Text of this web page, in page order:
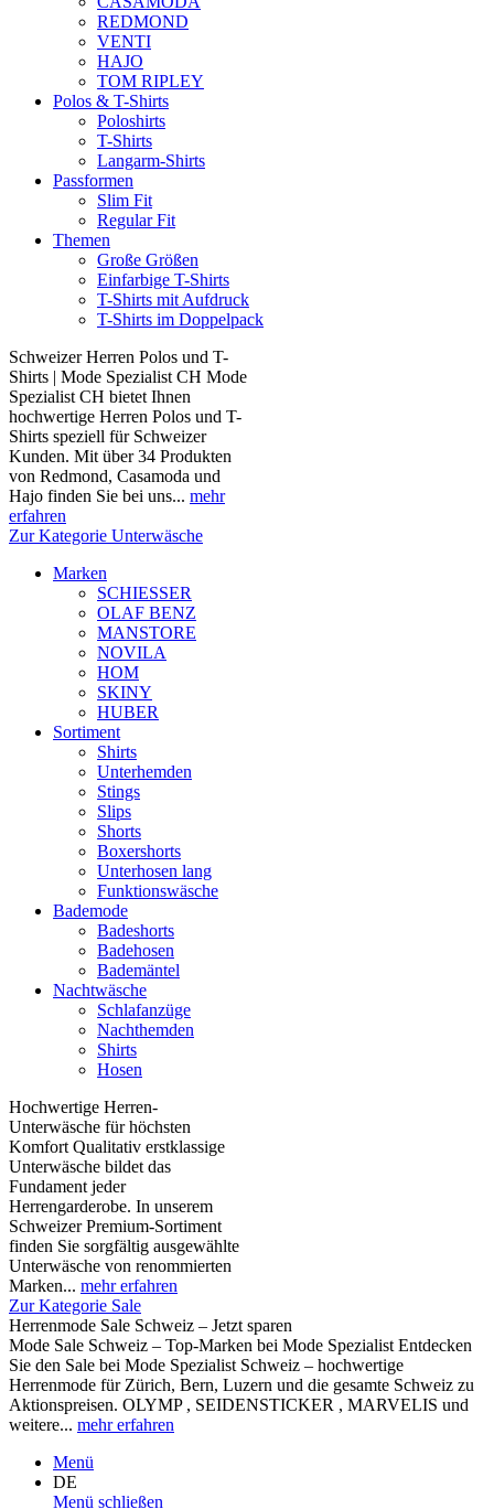
REDMOND
VENTI
HAJO
TOM RIPLEY
Polos & T-Shirts
Poloshirts
T-Shirts
Langarm-Shirts
Passformen
Slim Fit
Regular Fit
Themen
Große Größen
Einfarbige T-Shirts
T-Shirts mit Aufdruck
T-Shirts im Doppelpack
Schweizer Herren Polos und T-
Shirts | Mode Spezialist CH Mode
Spezialist CH bietet Ihnen
hochwertige Herren Polos und T-
Shirts speziell für Schweizer
Kunden. Mit über 34 Produkten
von Redmond, Casamoda und
Hajo finden Sie bei uns... mehr
erfahren
Zur Kategorie Unterwäsche
Marken
SCHIESSER
OLAF BENZ
MANSTORE
NOVILA
HOM
SKINY
HUBER
Sortiment
Shirts
Unterhemden
Stings
Slips
Shorts
Boxershorts
Unterhosen lang
Funktionswäsche
Bademode
Badeshorts
Badehosen
Bademäntel
Nachtwäsche
Schlafanzüge
Nachthemden
Shirts
Hosen
Hochwertige Herren-
Unterwäsche für höchsten
Komfort Qualitativ erstklassige
Unterwäsche bildet das
Fundament jeder
Herrengarderobe. In unserem
Schweizer Premium-Sortiment
finden Sie sorgfältig ausgewählte
Unterwäsche von renommierten
Marken... mehr erfahren
Zur Kategorie Sale
Herrenmode Sale Schweiz – Jetzt sparen
Mode Sale Schweiz – Top-Marken bei Mode Spezialist Entdecken
Sie den Sale bei Mode Spezialist Schweiz – hochwertige
Herrenmode für Zürich, Bern, Luzern und die gesamte Schweiz zu
Aktionspreisen. OLYMP , SEIDENSTICKER , MARVELIS und
weitere... mehr erfahren
Menü
DE
Menü schließen